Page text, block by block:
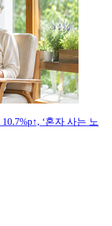
‘혼자 사는 노